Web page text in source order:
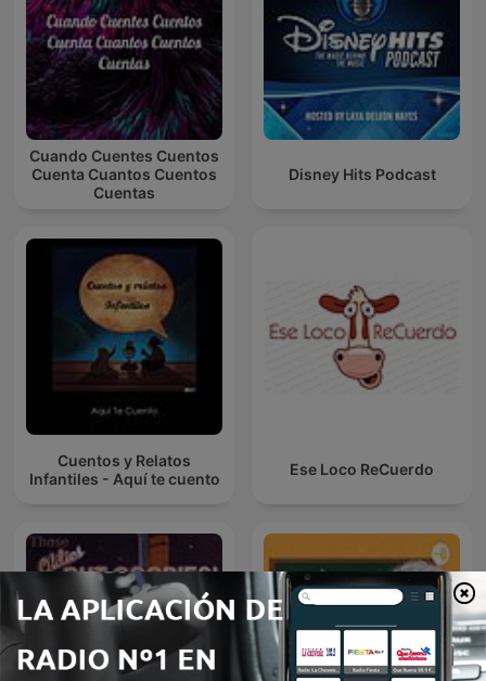
Cuando Cuentes Cuentos
Cuenta Cuantos Cuentos
Cuentas
Disney Hits Podcast
Cuentos y Relatos
Infantiles - Aquí te cuento
Ese Loco ReCuerdo